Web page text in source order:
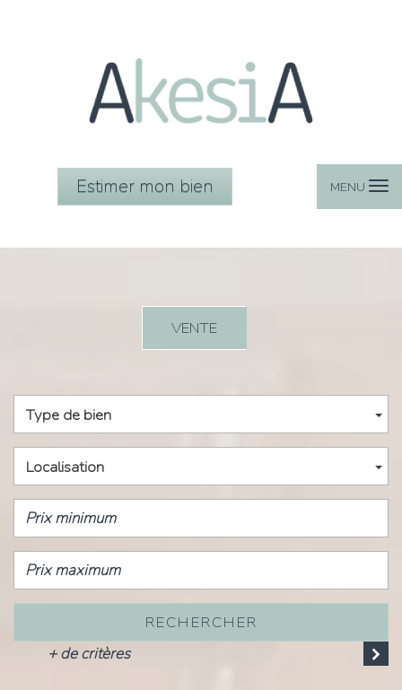
MENU
Estimer mon bien
VENTE
Type de bien
Localisation
RECHERCHER
+ de critères